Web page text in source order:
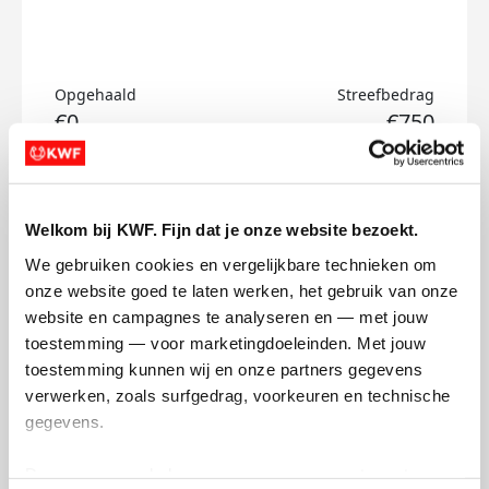
Welkom bij KWF. Fijn dat je onze website bezoekt.
We gebruiken cookies en vergelijkbare technieken om
onze website goed te laten werken, het gebruik van onze
website en campagnes te analyseren en — met jouw
toestemming — voor marketingdoeleinden. Met jouw
toestemming kunnen wij en onze partners gegevens
verwerken, zoals surfgedrag, voorkeuren en technische
gegevens.
Opgehaald
€0
Streefbedrag
€750
Doneer
Souhailla's badges